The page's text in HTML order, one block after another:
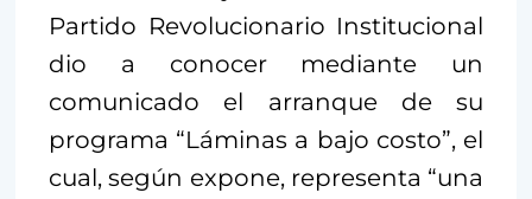
Partido Revolucionario Institucional
dio a conocer mediante un
comunicado el arranque de su
programa “Láminas a bajo costo”, el
cual, según expone, representa “una